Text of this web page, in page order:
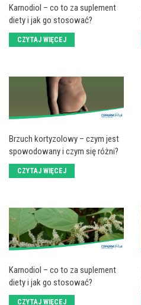
Karnodiol – co to za suplement
diety i jak go stosować?
CZYTAJ WIĘCEJ
Brzuch kortyzolowy – czym jest
spowodowany i czym się różni?
CZYTAJ WIĘCEJ
Karnodiol – co to za suplement
diety i jak go stosować?
CZYTAJ WIĘCEJ